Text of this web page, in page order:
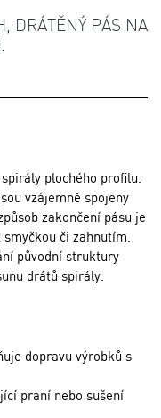
DRÁTĚNÝ PÁS NA
plochého profilu.
vzájemně spojeny
zakončení pásu je
či zahnutím.
původní struktury
drátů spirály.
dopravu výrobků s
praní nebo sušení